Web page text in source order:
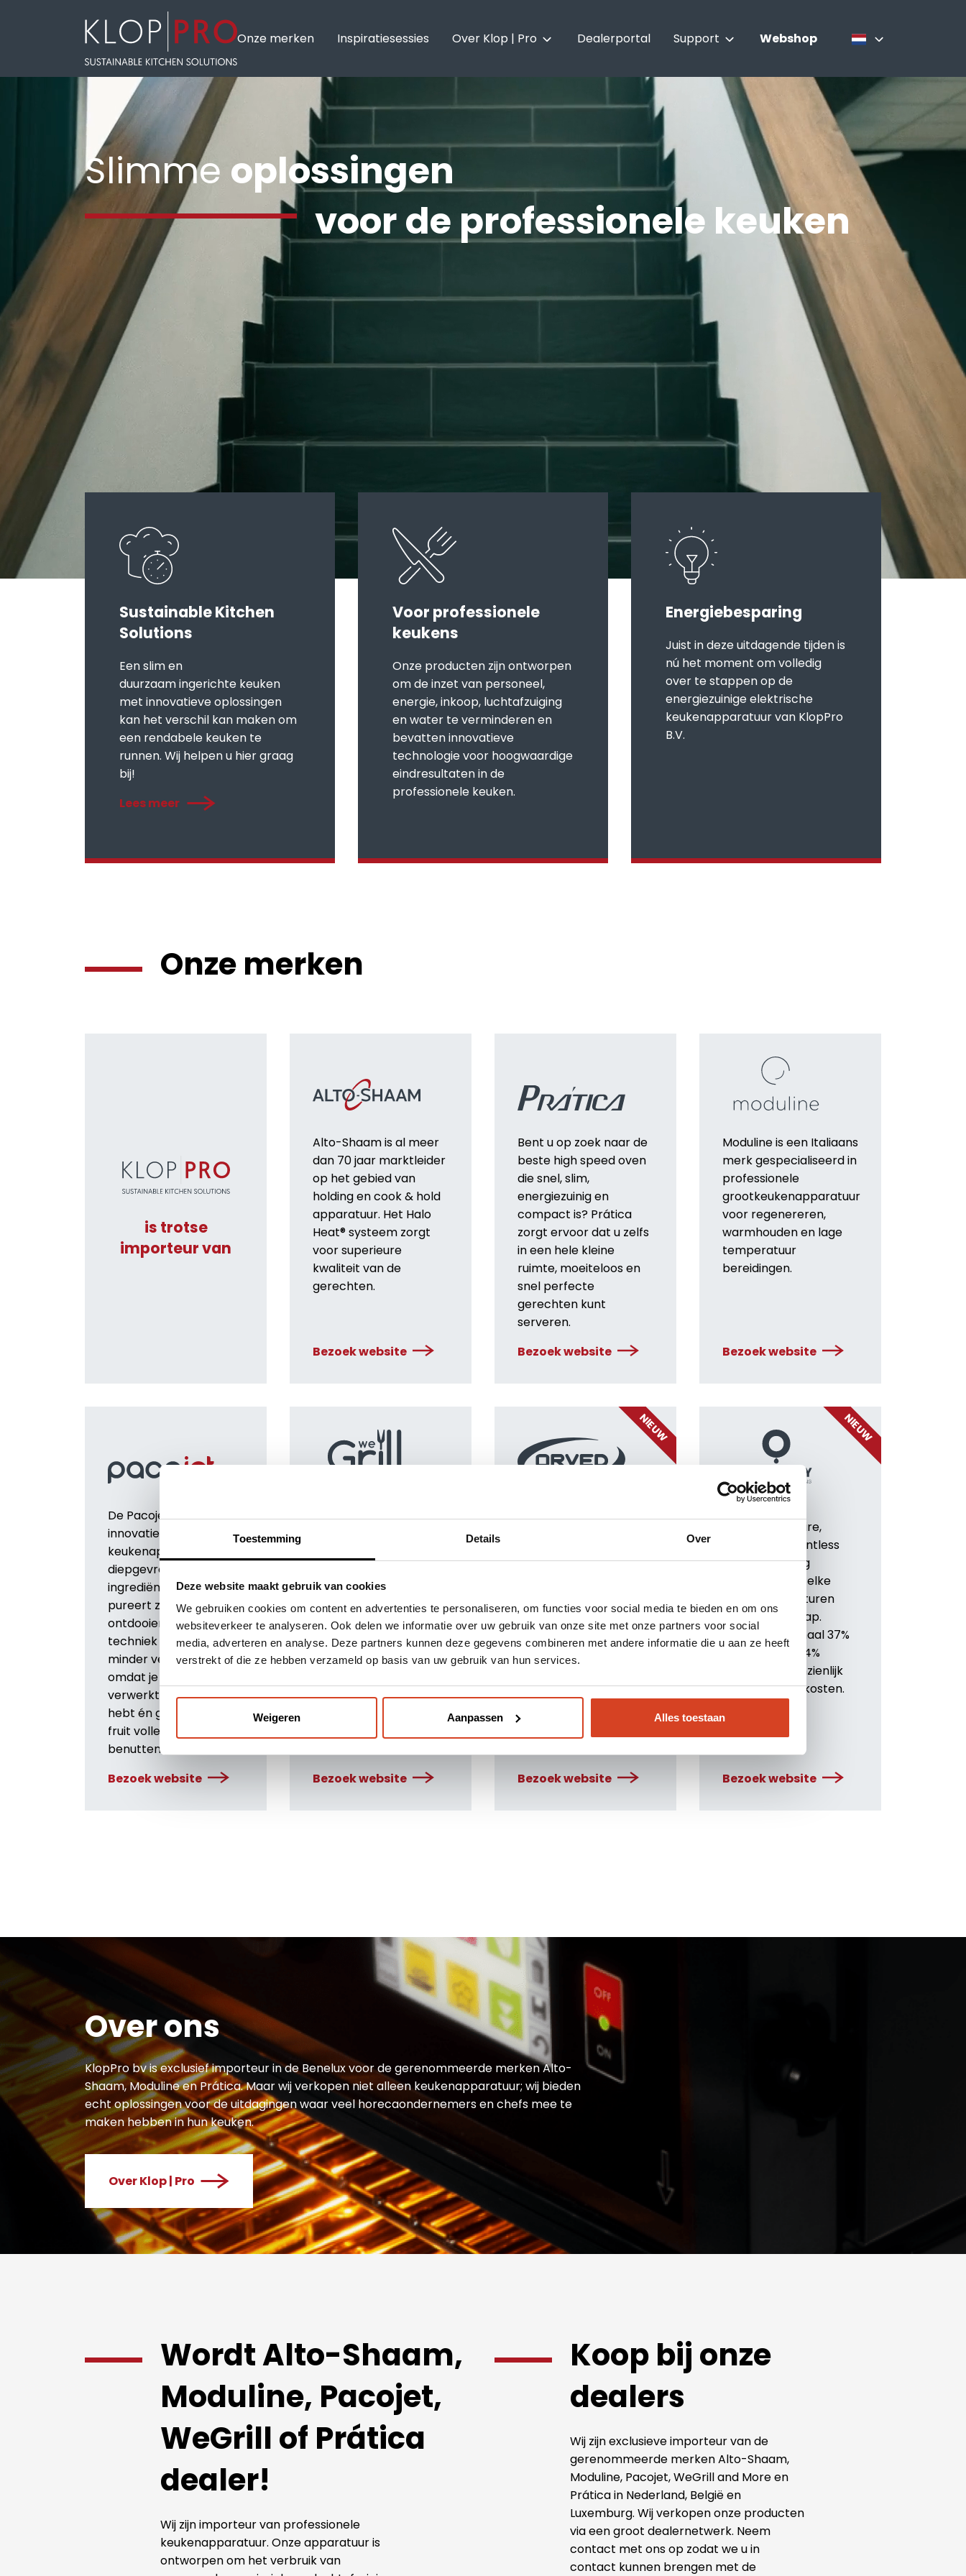
Toestemming Details Over
Deze website maakt gebruik van cookies
We gebruiken cookies om content en advertenties te personaliseren, om functies voor social media te bieden en om ons
websiteverkeer te analyseren. Ook delen we informatie over uw gebruik van onze site met onze partners voor social
media, adverteren en analyse. Deze partners kunnen deze gegevens combineren met andere informatie die u aan ze heeft
verstrekt of die ze hebben verzameld op basis van uw gebruik van hun services.
Weigeren Aanpassen Alles toestaan
Inspiratiesessies
Dealerportal
Support
Webshop
Onze merken Inspiratiesessies
Over Klop | Pro
Vacatures
Dealerportal
Support
Boek een chef | Culinair
Service
Webshop
Slimme oplossingen
voor de professionele keuken
Sustainable Kitchen
Solutions
Een slim en
duurzaam ingerichte keuken
met innovatieve oplossingen
kan het verschil kan maken om
een rendabele keuken te
runnen. Wij helpen u hier graag
bij!
Lees meer
Voor professionele
keukens
Onze producten zijn ontworpen
om de inzet van personeel,
energie, inkoop, luchtafzuiging
en water te verminderen en
bevatten innovatieve
technologie voor hoogwaardige
eindresultaten in de
professionele keuken.
Energiebesparing
Juist in deze uitdagende tijden is
nú het moment om volledig
over te stappen op de
energiezuinige elektrische
keukenapparatuur van KlopPro
B.V.
Onze merken
is trotse
importeur van
Alto-Shaam is al meer
dan 70 jaar marktleider
op het gebied van
holding en cook & hold
apparatuur. Het Halo
Heat® systeem zorgt
voor superieure
kwaliteit van de
gerechten.
Bezoek website
Bent u op zoek naar de
beste high speed oven
die snel, slim,
energiezuinig en
compact is? Prática
zorgt ervoor dat u zelfs
in een hele kleine
ruimte, moeiteloos en
snel perfecte
gerechten kunt
serveren.
Bezoek website
Moduline is een Italiaans
merk gespecialiseerd in
professionele
grootkeukenapparatuur
voor regenereren,
warmhouden en lage
temperatuur
bereidingen.
Bezoek website
De Pacojet is een
innovatief
keukenapparaat dat
diepgevroren
ingrediënten ultrafijn
pureert zonder
ontdooien. Dankzij deze
techniek ontstaat
minder verspilling,
omdat je alleen
verwerkt wat je nodig
hebt én groente en
fruit volledig kunt
benutten.
Bezoek website
een authentieke
grillsmaak realiseren
minder warmte en
rookontwikkeling. De
ideale grilloplossing
voor absolute controle
en maximale kwaliteit.
Bezoek website
NIEUW
vide bereidingen in een
en terugkoelen in
dezelfde machine.
Bezoek website
NIEUW
De revolutionaire,
gesloten en ventless
frituuroplossing
waarmee u op elke
locatie kunt frituren
zonder afzuigkap.
Bespaar minimaal 37%
op frituurolie 24%
energie en aanzienlijk
op personeelskosten.
Bezoek website
Over ons
KlopPro bv is exclusief importeur in de Benelux voor de gerenommeerde merken Alto-
Shaam, Moduline en Prática. Maar wij verkopen niet alleen keukenapparatuur; wij bieden
echt oplossingen voor de uitdagingen waar veel horecaondernemers en chefs mee te
maken hebben in hun keuken.
Over Klop | Pro
Wordt Alto-Shaam,
Moduline, Pacojet,
WeGrill of Prática
dealer!
Wij zijn importeur van professionele
keukenapparatuur. Onze apparatuur is
ontworpen om het verbruik van
Koop bij onze
dealers
Wij zijn exclusieve importeur van de
gerenommeerde merken Alto-Shaam,
Moduline, Pacojet, WeGrill and More en
Prática in Nederland, België en
Luxemburg. Wij verkopen onze producten
via een groot dealernetwerk. Neem
contact met ons op zodat we u in
contact kunnen brengen met de